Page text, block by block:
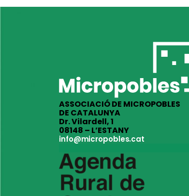
ASSOCIACIÓ DE MICROPOBLES
DE CATALUNYA
Dr. Vilardell, 1
08148 – L’ESTANY
info@micropobles.cat